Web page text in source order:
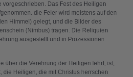
vorgeschrieben. Das Fest des Heiligen
die Feier wird meistens auf den
Himmel) gelegt, und die Bilder des
(Nimbus) tragen. Die Reliquien
ausgestellt und in Prozessionen
über die Verehrung der Heiligen lehrt, ist,
die Heiligen, die mit Christus herrschen